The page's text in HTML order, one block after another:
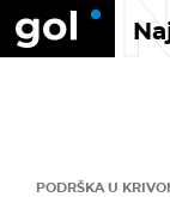
PODRŠKA U